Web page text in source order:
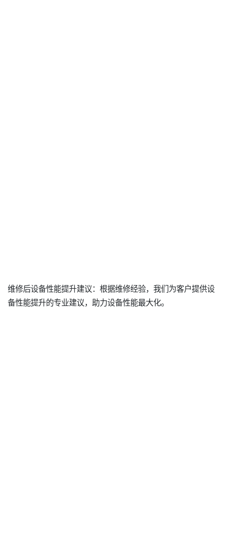
维修后设备性能提升建议：根据维修经验，我们为客户提供设
备性能提升的专业建议，助力设备性能最大化。